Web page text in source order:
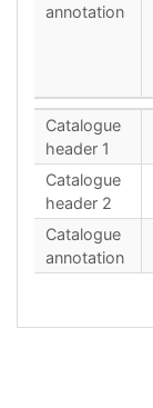
annotation
Catalogue
header 1
Catalogue
header 2
Catalogue
annotation